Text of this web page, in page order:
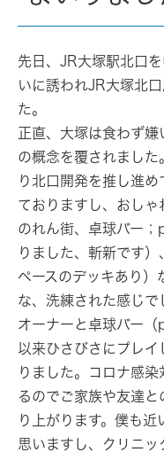
先日、JR大塚駅北口
いに誘われJR大塚北
た。
正直、大塚は食わず
の概念を覆されました
り北口開発を推し進
ておりますし、おし
のれん街、卓球バー
りました、斬新です
ペースのデッキあり）
な、洗練された感じで
オーナーと 卓球バー（
以来ひさびさにプレ
りました。コロナ感
るのでご家族や友達
り上がります。僕も近
思いますし、クリニッ